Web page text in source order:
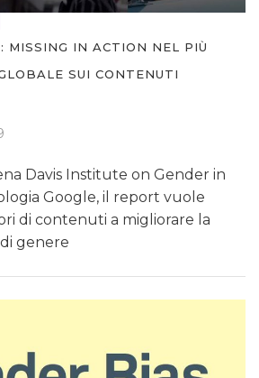
MISSING IN ACTION NEL PIÙ
SUI CONTENUTI
Davis Institute on Gender in
Google, il report vuole
di contenuti a migliorare la
genere